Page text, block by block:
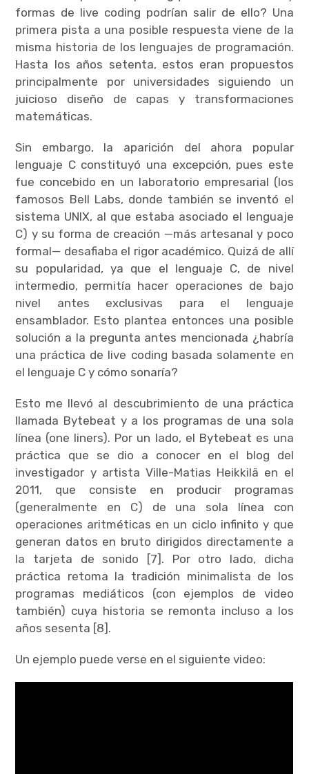
formas de live coding podrían salir de ello? Una
primera pista a una posible respuesta viene de la
misma historia de los lenguajes de programación.
Hasta los años setenta, estos eran propuestos
principalmente por universidades siguiendo un
juicioso diseño de capas y transformaciones
matemáticas.
Sin embargo, la aparición del ahora popular
lenguaje C constituyó una excepción, pues este
fue concebido en un laboratorio empresarial (los
famosos Bell Labs, donde también se inventó el
sistema UNIX, al que estaba asociado el lenguaje
C) y su forma de creación —más artesanal y poco
formal— desafiaba el rigor académico. Quizá de allí
su popularidad, ya que el lenguaje C, de nivel
intermedio, permitía hacer operaciones de bajo
nivel antes exclusivas para el lenguaje
ensamblador. Esto plantea entonces una posible
solución a la pregunta antes mencionada ¿habría
una práctica de live coding basada solamente en
el lenguaje C y cómo sonaría?
Esto me llevó al descubrimiento de una práctica
llamada Bytebeat y a los programas de una sola
línea (one liners). Por un lado, el Bytebeat es una
práctica que se dio a conocer en el blog del
investigador y artista Ville-Matias Heikkilä en el
2011, que consiste en producir programas
(generalmente en C) de una sola línea con
operaciones aritméticas en un ciclo infinito y que
generan datos en bruto dirigidos directamente a
la tarjeta de sonido [7]. Por otro lado, dicha
práctica retoma la tradición minimalista de los
programas mediáticos (con ejemplos de video
también) cuya historia se remonta incluso a los
años sesenta [8].
Un ejemplo puede verse en el siguiente video: